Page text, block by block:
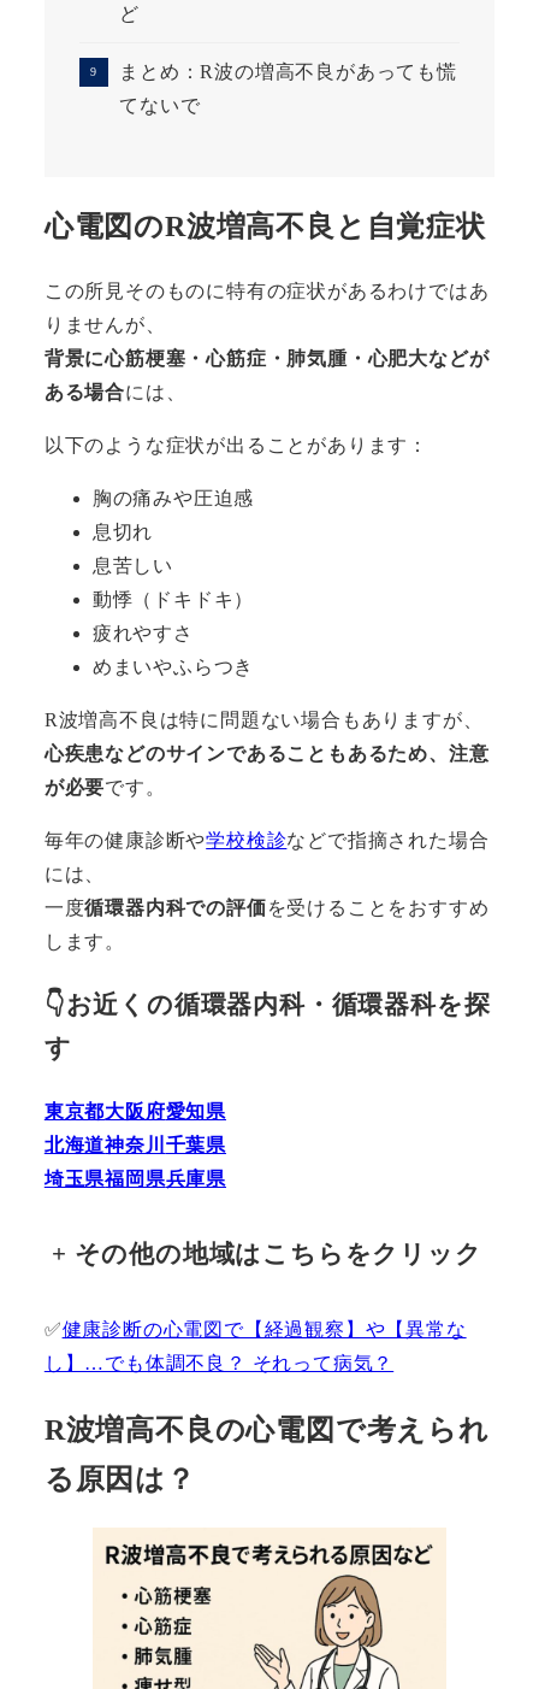
ど
まとめ：R波の増高不良があっても慌
てないで
心電図のR波増高不良と自覚症状
この所見そのものに特有の症状があるわけではあ
りませんが、
背景に心筋梗塞・心筋症・肺気腫・心肥大などが
ある場合には、
以下のような症状が出ることがあります：
胸の痛みや圧迫感
息切れ
息苦しい
動悸（ドキドキ）
疲れやすさ
めまいやふらつき
R波増高不良は特に問題ない場合もありますが、
心疾患などのサインであることもあるため、注意
が必要です。
毎年の健康診断や学校検診などで指摘された場合
には、
一度循環器内科での評価を受けることをおすすめ
します。
👇お近くの循環器内科・循環器科を探
す
東京都大阪府愛知県
北海道神奈川 千葉県
埼玉県福岡県兵庫県
+ その他の地域はこちらをクリック
✅健康診断の心電図で【経過観察】や【異常な
し】…でも体調不良？ それって病気？
R波増高不良の心電図で考えられ
る原因は？